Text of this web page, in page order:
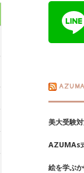
美大受験
AZUMAs
絵を学ぶ